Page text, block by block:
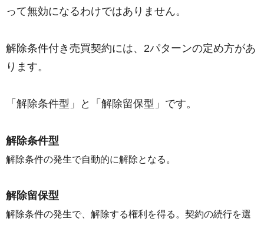
って無効になるわけではありません。
解除条件付き売買契約には、2パターンの定め方があ
ります。
「解除条件型」と「解除留保型」です。
解除条件型
解除条件の発生で自動的に解除となる。
解除留保型
解除条件の発生で、解除する権利を得る。契約の続行を選